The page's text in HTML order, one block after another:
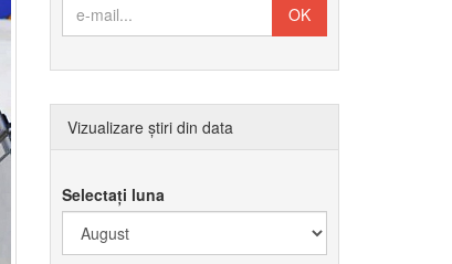
Vizualizare știri din data
Selectați luna